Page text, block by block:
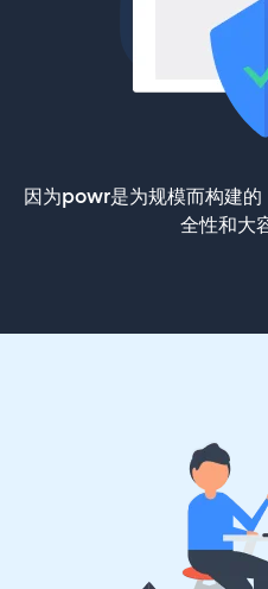
因为powr是为规模而构建
全性和大